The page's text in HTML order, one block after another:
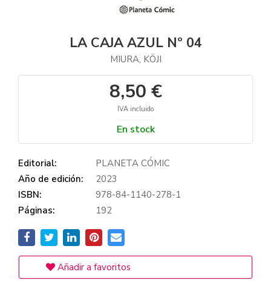
LA CAJA AZUL Nº 04
MIURA, KÖJI
8,50 €
IVA incluido
En stock
Editorial:
PLANETA CÓMIC
Año de edición:
2023
ISBN:
978-84-1140-278-1
Páginas:
192
Añadir a favoritos